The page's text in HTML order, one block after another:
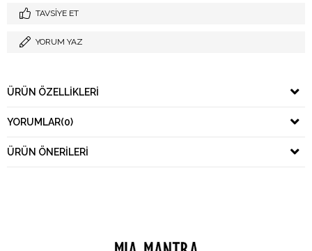
TAVSIYE ET
YORUM YAZ
ÜRÜN ÖZELLIKLERI
YORUMLAR(0)
ÜRÜN ÖNERILERI